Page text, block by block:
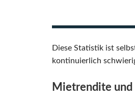
Diese Statistik ist
kontinuierlich
Mietrendite